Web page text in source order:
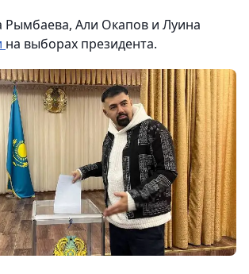
Рымбаева, Али Окапов и Луина
на выборах президента.